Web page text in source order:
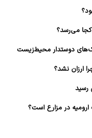
کجا می‌رسد؟
دوستدار محیط‌زیست
ارومیه در مزارع است؟